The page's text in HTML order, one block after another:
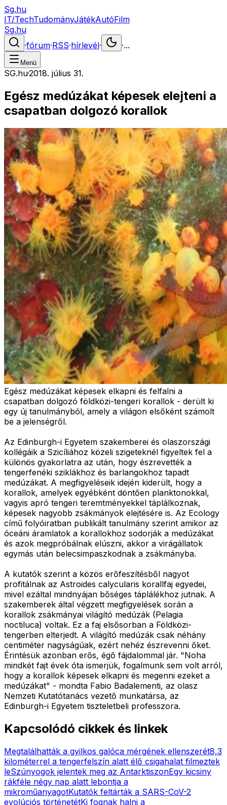
Sg.hu
IT/TechTudományJátékAutóFilm
Sg.hu
·fórum·RSS·hírlevél· ·...
Menü
SG.hu·2018. július 31.
Egész medúzákat képesek elejteni a
csapatban dolgozó korallok
Egész medúzákat képesek elkapni és felfalni a
csapatban dolgozó földközi-tengeri korallok - derült ki
egy új tanulmányból, amely a világon elsőként számolt
be a jelenségről.
Az Edinburgh-i Egyetem szakemberei és olaszországi
kollégáik a Szicíliához közeli szigeteknél figyeltek fel a
különös gyakorlatra az után, hogy észrevették a
tengerfenéki sziklákhoz és barlangokhoz tapadt
medúzákat. A megfigyeléseik idején kiderült, hogy a
korallok, amelyek egyébként döntően planktonokkal,
vagyis apró tengeri teremtményekkel táplálkoznak,
képesek nagyobb zsákmányok elejtésére is. Az Ecology
című folyóiratban publikált tanulmány szerint amikor az
óceáni áramlatok a korallokhoz sodorják a medúzákat
és azok megpróbálnak elúszni, akkor a virágállatok
egymás után belecsimpaszkodnak a zsákmányba.
A kutatók szerint a közös erőfeszítésből nagyot
profitálnak az Astroides calycularis korallfaj egyedei,
mivel ezáltal mindnyájan bőséges táplálékhoz jutnak. A
szakemberek által végzett megfigyelések során a
korallok zsákmányai világító medúzák (Pelagia
noctiluca) voltak. Ez a faj elsősorban a Földközi-
tengerben elterjedt. A világító medúzák csak néhány
centiméter nagyságúak, ezért nehéz észrevenni őket.
Érintésük azonban erős, égő fájdalommal jár. "Noha
mindkét fajt évek óta ismerjük, fogalmunk sem volt arról,
hogy a korallok képesek elkapni és megenni ezeket a
medúzákat" - mondta Fabio Badalementi, az olasz
Nemzeti Kutatótanács vezető munkatársa, az
Edinburgh-i Egyetem tiszteletbeli professzora.
Kapcsolódó cikkek és linkek
Megtalálhatták a gyilkos galóca mérgének ellenszerét8,3
kilométerrel a tengerfelszín alatt élő csigahalat filmeztek
leSzúnyogok jelentek meg az AntarktiszonEgy kicsiny
rákféle négy nap alatt lebontja a
mikroműanyagotKutatók feltárták a SARS-CoV-2
evolúciós történetétKi fognak halni a